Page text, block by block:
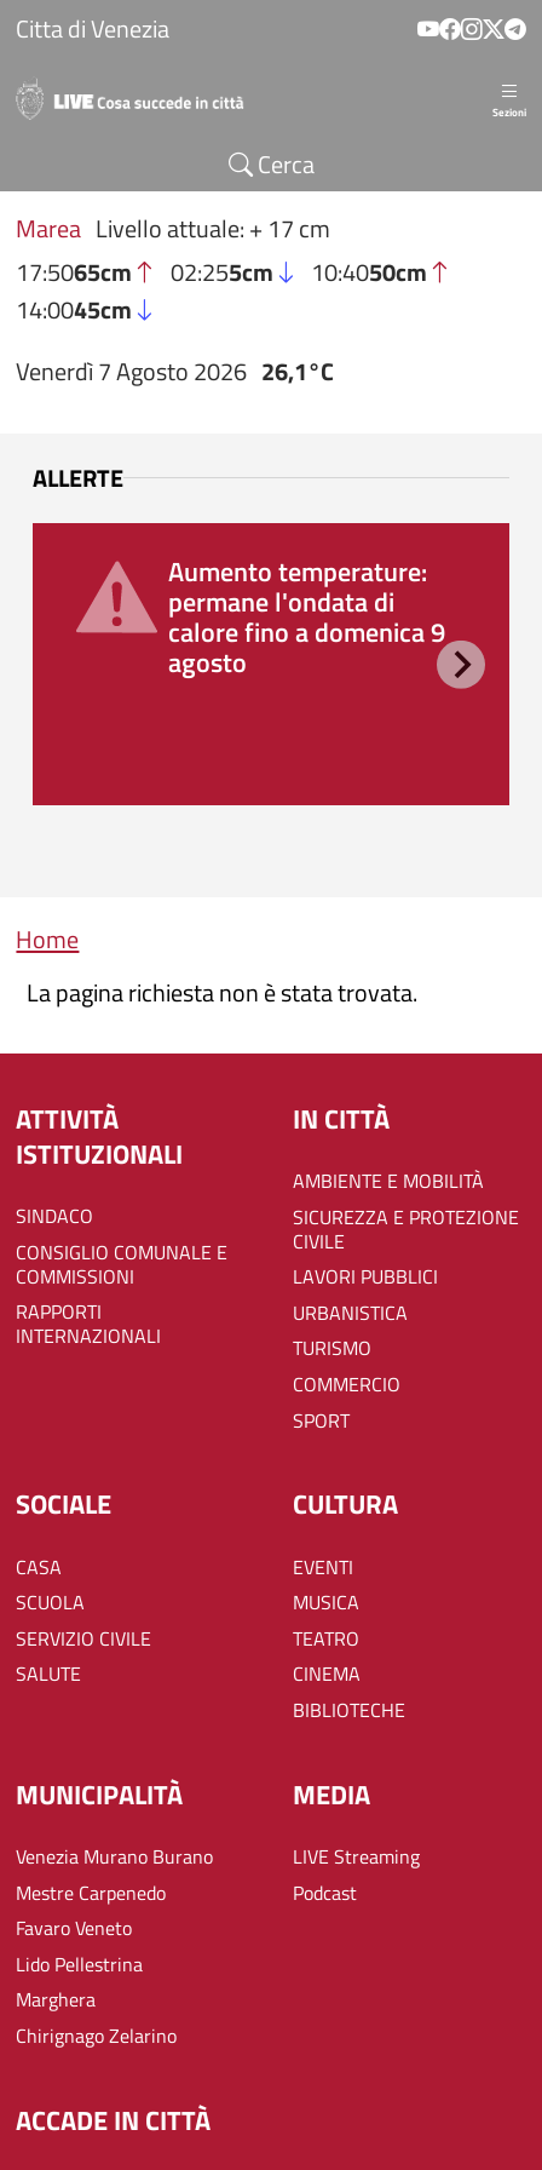
Salta al contenuto principale
Citta di Venezia
Sezioni
Cerca
Marea Livello attuale: + 17 cm
17:5065cm 02:255cm 10:4050cm
14:0045cm
Venerdì 7 Agosto 2026 26,1°C
ALLERTE
Aumento temperature:
permane l'ondata di
calore fino a domenica 9
agosto
Briciole di pane
Home
La pagina richiesta non è stata trovata.
ATTIVITÀ
ISTITUZIONALI
SINDACO
CONSIGLIO COMUNALE E
COMMISSIONI
RAPPORTI
INTERNAZIONALI
IN CITTÀ
AMBIENTE E MOBILITÀ
SICUREZZA E PROTEZIONE
CIVILE
LAVORI PUBBLICI
URBANISTICA
TURISMO
COMMERCIO
SPORT
SOCIALE
CASA
SCUOLA
SERVIZIO CIVILE
SALUTE
CULTURA
EVENTI
MUSICA
TEATRO
CINEMA
BIBLIOTECHE
MUNICIPALITÀ
Venezia Murano Burano
Mestre Carpenedo
Favaro Veneto
Lido Pellestrina
Marghera
Chirignago Zelarino
MEDIA
LIVE Streaming
Podcast
ACCADE IN CITTÀ